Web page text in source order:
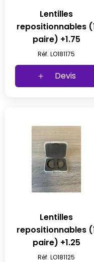
Lentilles
repositionnables
paire) +1.75
Réf. LO181175
Devis
Lentilles
repositionnables
paire) +1.25
Réf. LO181125